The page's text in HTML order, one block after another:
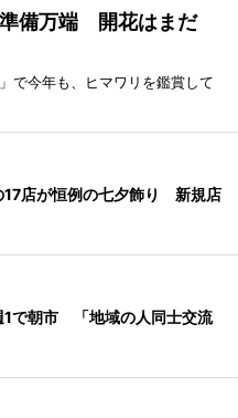
備万端 開花はまだ
で今年も、ヒマワリを鑑賞して
17店が恒例の七夕飾り 新規店
1で朝市 「地域の人同士交流